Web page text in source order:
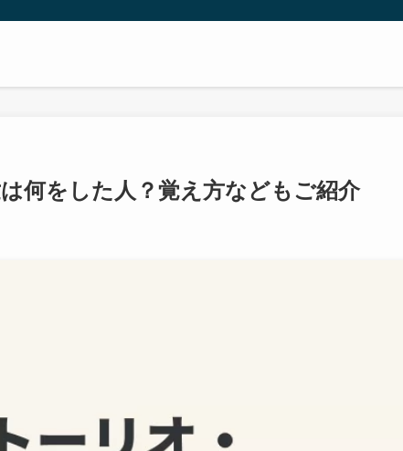
何をした人？覚え方などもご紹介